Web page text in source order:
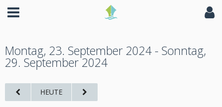
Montag, 23. September 2024 - Sonntag,
29. September 2024
HEUTE